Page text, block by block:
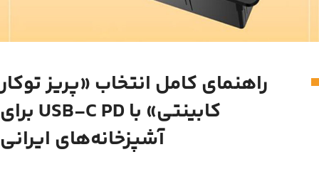
راهنمای کامل انتخاب «پریز توکار
کابینتی» با USB-C PD برای
آشپزخانه‌های ایرانی